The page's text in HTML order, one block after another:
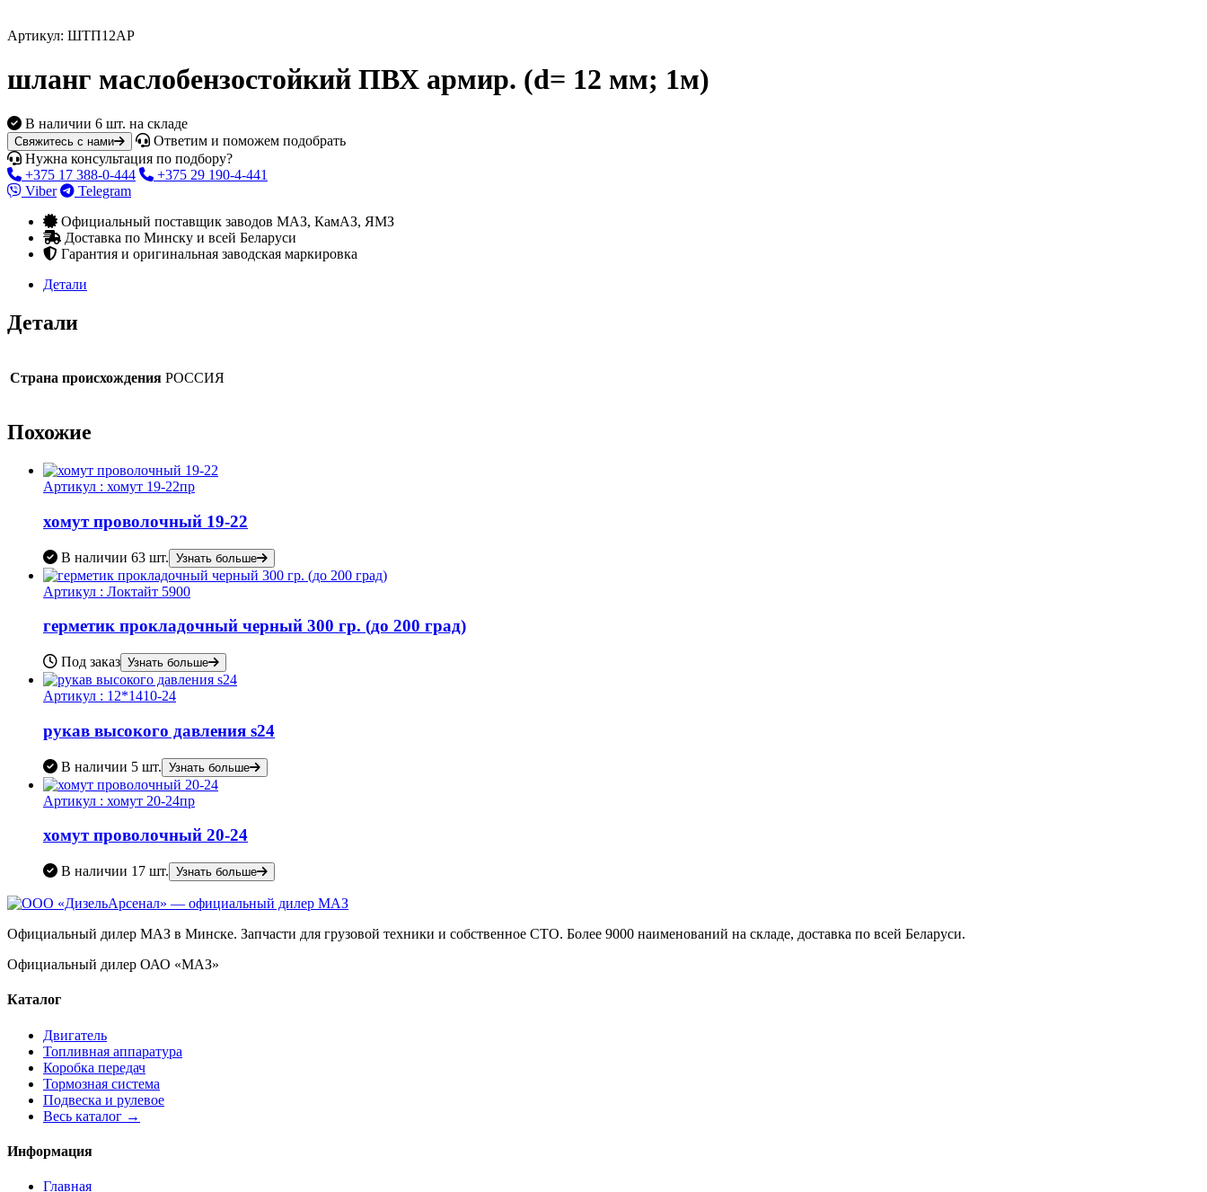
Артикул: ШТП12АР
шланг маслобензостойкий ПВХ армир. (d= 12 мм; 1м)
В наличии 6 шт. на складе
Свяжитесь с нами
Ответим и поможем подобрать
Нужна консультация по подбору?
+375 17 388-0-444
+375 29 190-4-441
Viber
Telegram
Официальный поставщик заводов МАЗ, КамАЗ, ЯМЗ
Доставка по Минску и всей Беларуси
Гарантия и оригинальная заводская маркировка
Детали
Детали
Страна происхождения РОССИЯ
Похожие
Артикул : хомут 19-22пр
хомут проволочный 19-22
В наличии 63 шт. Узнать больше
Артикул : Локтайт 5900
герметик прокладочный черный 300 гр. (до 200 град)
Под заказ Узнать больше
Артикул : 12*1410-24
рукав высокого давления s24
В наличии 5 шт. Узнать больше
Артикул : хомут 20-24пр
хомут проволочный 20-24
В наличии 17 шт. Узнать больше
Официальный дилер МАЗ в Минске. Запчасти для грузовой техники и собственное СТО. Более 9000 наименований на складе, доставка по всей Беларуси.
Официальный дилер ОАО «МАЗ»
Каталог
Двигатель
Топливная аппаратура
Коробка передач
Тормозная система
Подвеска и рулевое
Весь каталог →
Информация
Главная